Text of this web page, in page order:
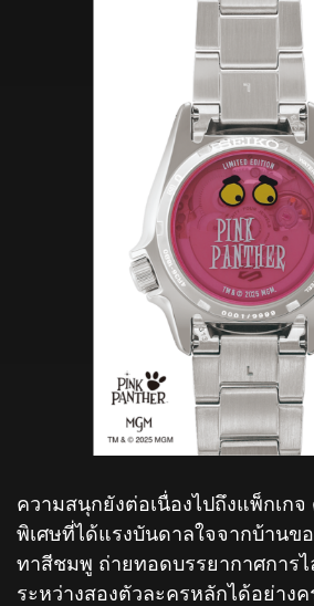
ความสนุกยังต่อเนื่องไปถึงแพ็กเก
พิเศษที่ได้แรงบันดาลใจจากบ้านข
ทาสีชมพู ถ่ายทอดบรรยากาศการไ
ระหว่างสองตัวละครหลักได้อย่าง